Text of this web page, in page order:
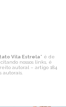
Vila Estrela" é de
nossos links, é
autoral – artigo 184
autorais.